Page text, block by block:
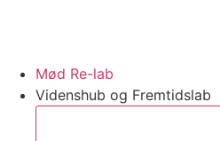
Mød Re-lab
Videnshub og Fremtidslab